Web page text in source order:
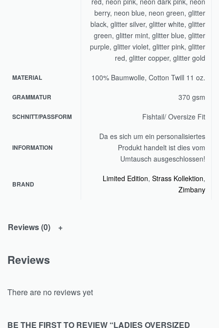
berry, neon blue, neon green, glitter
black, glitter silver, glitter white, glitter
green, glitter mint, glitter blue, glitter
purple, glitter violet, glitter pink, glitter
red, glitter copper, glitter gold
MATERIAL 100% Baumwolle, Cotton Twill 11 oz.
GRAMMATUR 370 gsm
SCHNITT/PASSFORM Fishtail/ Oversize Fit
INFORMATION
Da es sich um ein personalisiertes
Produkt handelt ist dies vom
Umtausch ausgeschlossen!
BRAND
Limited Edition, Strass Kollektion,
Zimbany
Reviews (0)
Reviews
There are no reviews yet
BE THE FIRST TO REVIEW “LADIES OVERSIZED